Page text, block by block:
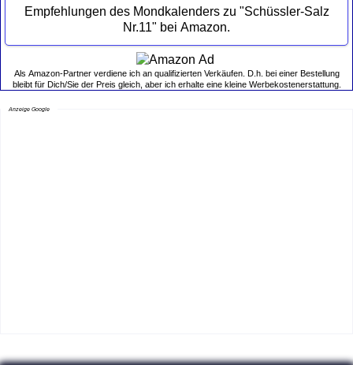
Empfehlungen des Mondkalenders zu "Schüssler-Salz
Nr.11" bei Amazon.
Als Amazon-Partner verdiene ich an qualifizierten Verkäufen. D.h. bei einer Bestellung
bleibt für Dich/Sie der Preis gleich, aber ich erhalte eine kleine Werbekostenerstattung.
Anzeige Google